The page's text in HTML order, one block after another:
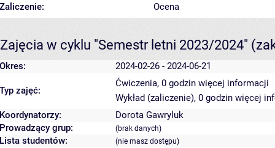
Zaliczenie: Ocena
Zajęcia w cyklu "Semestr letni 2023/2024"
Okres: 2024-02-26 - 2024-06-21
Typ zajęć:
Ćwiczenia, 0 godzin więcej informacji
Wykład (zaliczenie), 0 godzin więcej
Koordynatorzy:
Dorota Gawryluk
Prowadzący grup:
(brak danych)
Lista studentów: (nie masz dostępu)